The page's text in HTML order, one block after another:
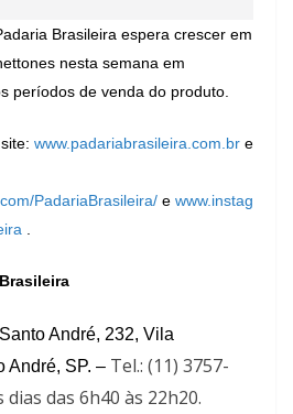
Brasileira espera crescer em
nesta semana em
períodos de venda do produto.
www.padariabrasileira.com.br e
PadariaBrasileira/ e www.instag
André, 232, Vila
André, SP. – Tel.: (11) 3757-
das 6h40 às 22h20.